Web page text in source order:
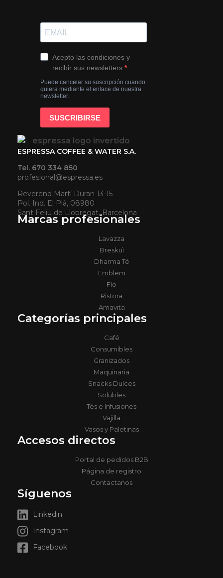
ESPRESSA COFFEE & WATER S.A.
Tel. 670 334 850
profesional@espressa.es
Reverend Martí Duran 13-15
Pol. Ind. El Plà, 08980
Sant Feliu de Llobregat, Barcelona
Marcas profesionales
Lavazza
Bresküì
Dharma Té
Emblem
Flo
Ristora
Amavita
Categorías principales
Café
Consumibles
Granizados
Maquinaria
Snacks Dulces
Solubles
Tés e Infusiones
Vajilla
Vasos y Paletinas
Accesos directos
Portal de pedidos B2B
Página de registro
Contactanos
Síguenos
Linkedin
Instagram
Facebook